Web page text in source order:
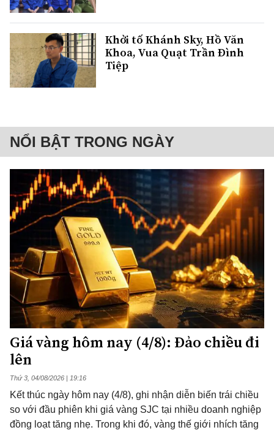
Khởi tố Khánh Sky, Hồ Văn
Khoa, Vua Quạt Trần Đình
Tiệp
NỔI BẬT TRONG NGÀY
Giá vàng hôm nay (4/8): Đảo chiều đi
lên
Thứ 3, 04/08/2026 | 19:16
Kết thúc ngày hôm nay (4/8), ghi nhận diễn biến trái chiều
so với đầu phiên khi giá vàng SJC tại nhiều doanh nghiệp
đồng loạt tăng nhẹ. Trong khi đó, vàng thế giới nhích tăng